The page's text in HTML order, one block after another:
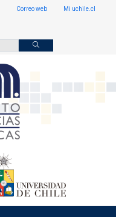
Correo web Mi uchile.cl